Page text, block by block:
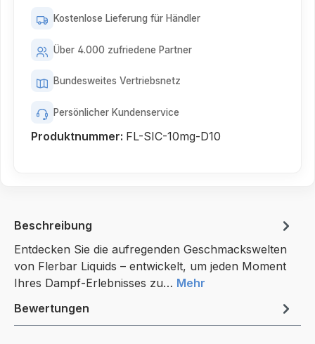
Kostenlose Lieferung für Händler
Über 4.000 zufriedene Partner
Bundesweites Vertriebsnetz
Persönlicher Kundenservice
Produktnummer: FL-SIC-10mg-D10
Beschreibung
Entdecken Sie die aufregenden Geschmackswelten
von Flerbar Liquids – entwickelt, um jeden Moment
Ihres Dampf-Erlebnisses zu… Mehr
Bewertungen